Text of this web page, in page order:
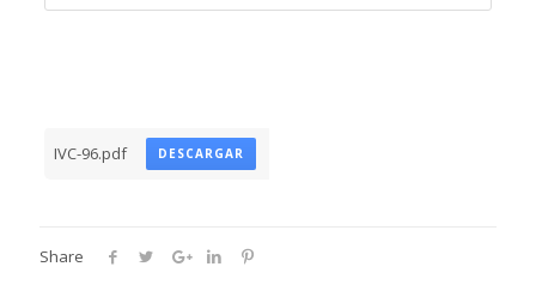
IVC-96.pdf DESCARGAR
Share